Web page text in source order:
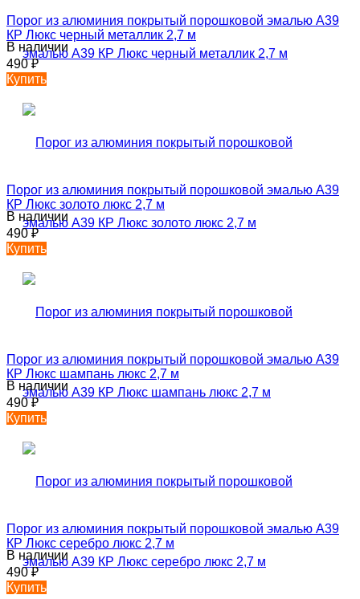
Порог из алюминия покрытый порошковой эмалью А39
КР Люкс черный металлик 2,7 м
В наличии
490₽
Купить
Порог из алюминия покрытый порошковой эмалью А39
КР Люкс золото люкс 2,7 м
В наличии
490₽
Купить
Порог из алюминия покрытый порошковой эмалью А39
КР Люкс шампань люкс 2,7 м
В наличии
490₽
Купить
Порог из алюминия покрытый порошковой эмалью А39
КР Люкс серебро люкс 2,7 м
В наличии
490₽
Купить